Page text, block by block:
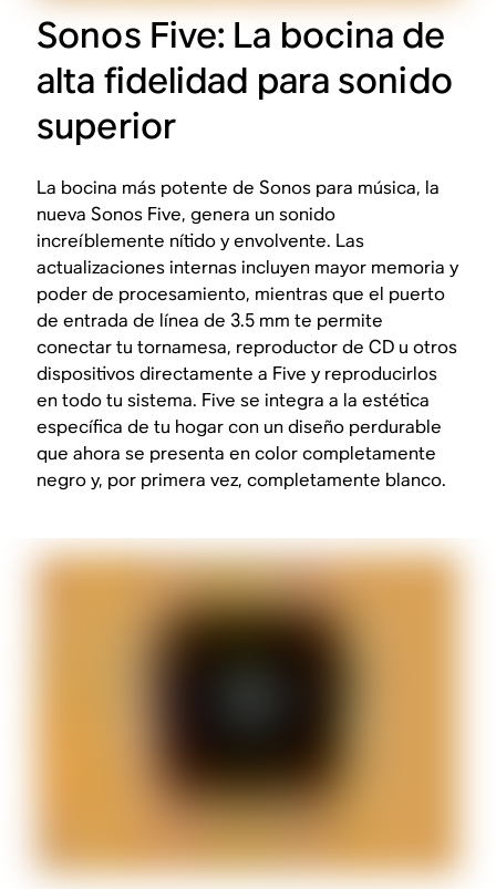
Sonos Five: La bocina de
alta fidelidad para sonido
superior
La bocina más potente de Sonos para música, la
nueva Sonos Five, genera un sonido
increíblemente nítido y envolvente. Las
actualizaciones internas incluyen mayor memoria y
poder de procesamiento, mientras que el puerto
de entrada de línea de 3.5 mm te permite
conectar tu tornamesa, reproductor de CD u otros
dispositivos directamente a Five y reproducirlos
en todo tu sistema. Five se integra a la estética
específica de tu hogar con un diseño perdurable
que ahora se presenta en color completamente
negro y, por primera vez, completamente blanco.